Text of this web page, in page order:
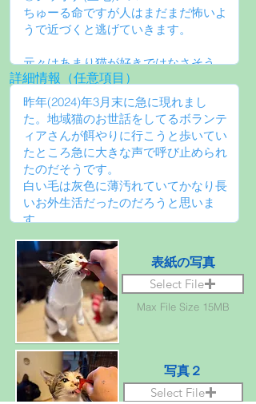
詳細情報（任意項目）
表紙の写真
Select File
Max File Size 15MB
写真２
Select File